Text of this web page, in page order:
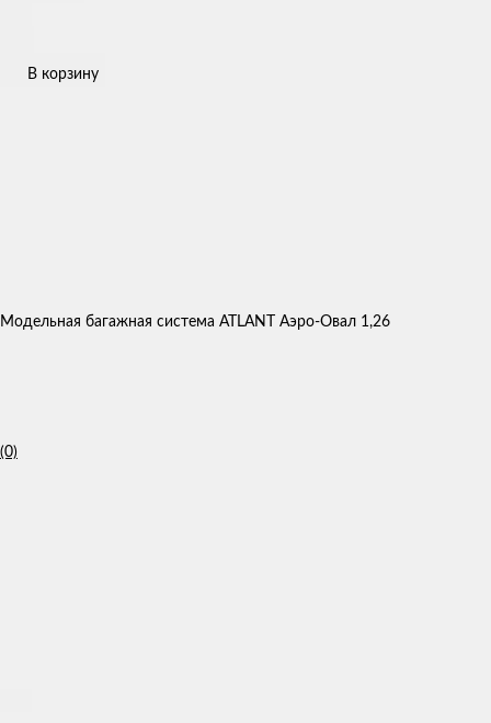
В корзину
Модельная багажная система ATLANT Аэро-Овал 1,26
(0)